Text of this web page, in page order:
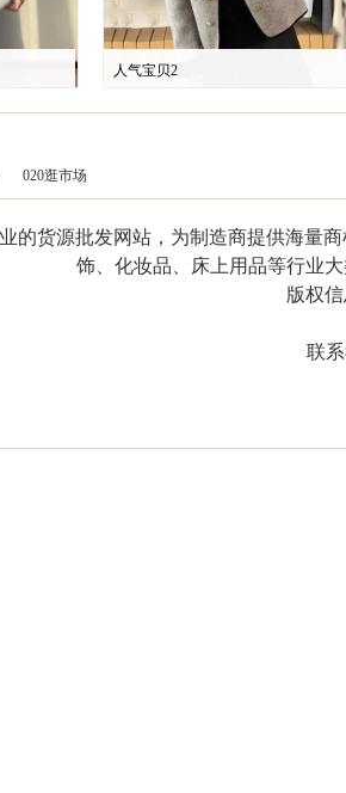
人气宝贝2
020逛市场
的货源批发网站，为制造商提供海量
饰、化妆品、床上用品等行业
版权信
联